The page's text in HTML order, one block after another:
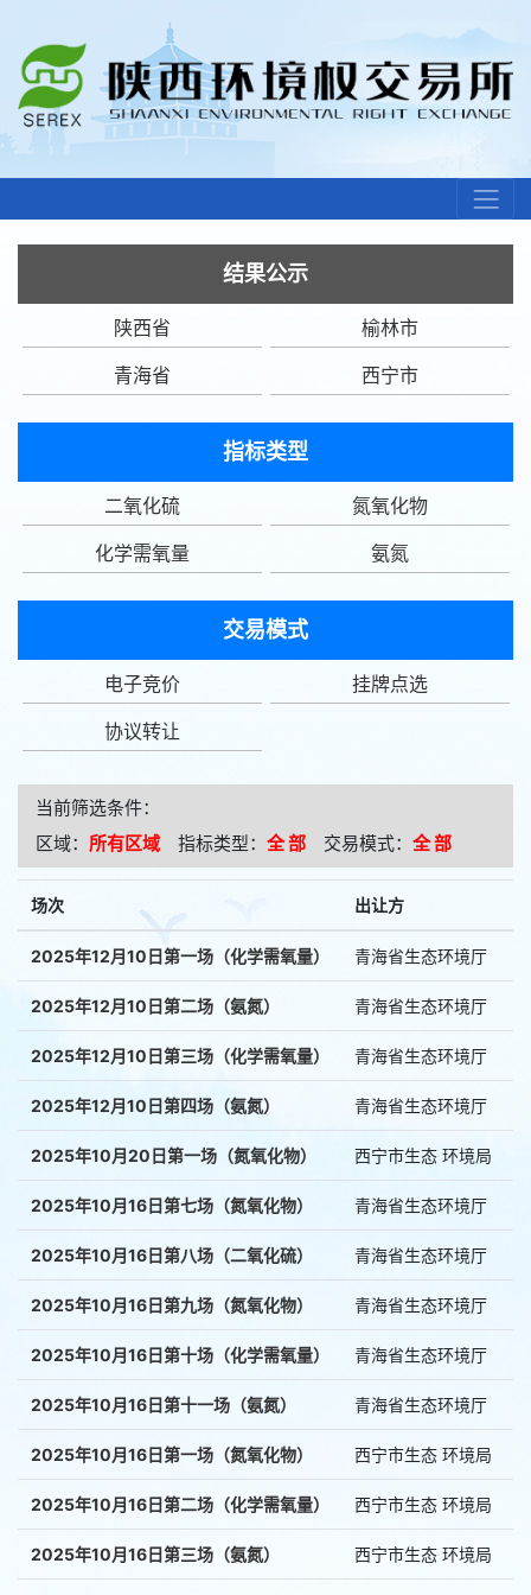
结果公示
陕西省
榆林市
青海省
西宁市
指标类型
二氧化硫
氮氧化物
化学需氧量
氨氮
交易模式
电子竞价
挂牌点选
协议转让
当前筛选条件：
区域： 所有区域 指标类型： 全 部 交易模式： 全 部
场次 出让方
2025年12月10日第一场（化学需氧量） 青海省生态环境厅
2025年12月10日第二场（氨氮） 青海省生态环境厅
2025年12月10日第三场（化学需氧量） 青海省生态环境厅
2025年12月10日第四场（氨氮） 青海省生态环境厅
2025年10月20日第一场（氮氧化物） 西宁市生态 环境局
2025年10月16日第七场（氮氧化物） 青海省生态环境厅
2025年10月16日第八场（二氧化硫） 青海省生态环境厅
2025年10月16日第九场（氮氧化物） 青海省生态环境厅
2025年10月16日第十场（化学需氧量） 青海省生态环境厅
2025年10月16日第十一场（氨氮） 青海省生态环境厅
2025年10月16日第一场（氮氧化物） 西宁市生态 环境局
2025年10月16日第二场（化学需氧量） 西宁市生态 环境局
2025年10月16日第三场（氨氮） 西宁市生态 环境局